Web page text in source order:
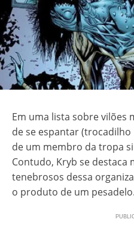
Em uma lista sobre vilões
de se espantar
de um membro da tropa
Contudo, Kryb se destaca
tenebrosos dessa
o produto de um pesadelo.